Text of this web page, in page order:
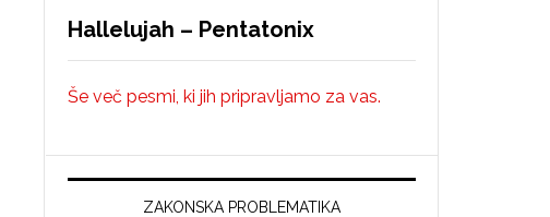
Hallelujah – Pentatonix
Še več pesmi, ki jih pripravljamo za vas.
ZAKONSKA PROBLEMATIKA